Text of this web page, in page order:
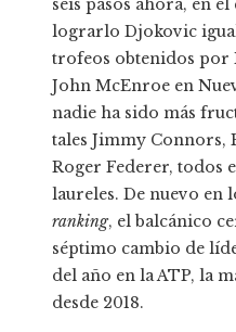
seis pasos ahora, en el
lograrlo Djokovic
trofeos obtenidos por
John McEnroe en
nadie ha sido más
tales Jimmy Connors,
Roger Federer, todos
laureles. De nuevo en
ranking, el balcánico
séptimo cambio de
del año en la ATP, la
desde 2018.